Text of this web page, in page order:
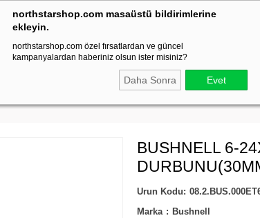
northstarshop.com masaüstü bildirimlerine
ekleyin.
northstarshop.com özel fırsatlardan ve güncel
kampanyalardan haberiniz olsun ister misiniz?
Daha Sonra Evet
FENER DAĞCILIK & İŞ GÜVENLİĞİ
BUSHNELL 6-
Marka : Bushnell